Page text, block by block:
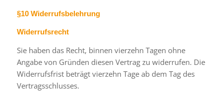
§10 Widerrufsbelehrung
Widerrufsrecht
Sie haben das Recht, binnen vierzehn Tagen ohne
Angabe von Gründen diesen Vertrag zu widerrufen. Die
Widerrufsfrist beträgt vierzehn Tage ab dem Tag des
Vertragsschlusses.